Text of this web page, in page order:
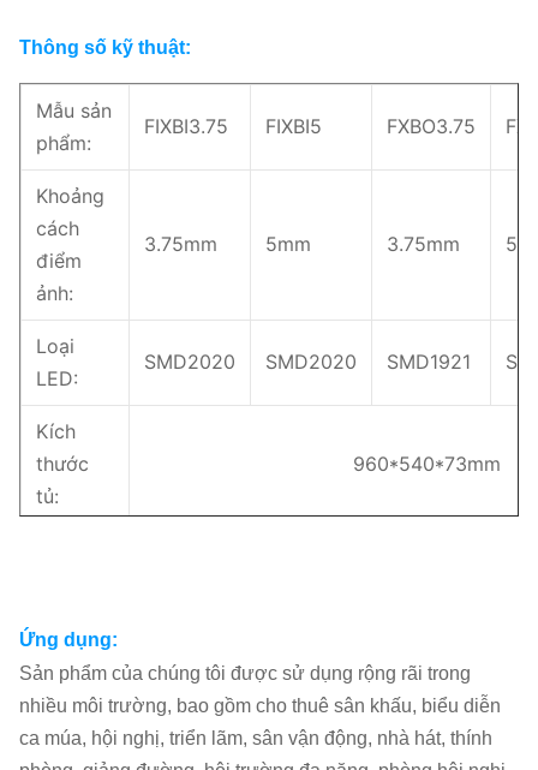
Thông số kỹ thuật:
Mẫu sản
phẩm:
FIXBI3.75 FIXBI5 FXBO3.75
Khoảng
cách
điểm
ảnh:
3.75mm 5mm 3.75mm
Loại
LED:
SMD2020 SMD2020 SMD1921
Kích
thước
tủ:
960*540*73mm
Trọng
lượng
tủ:
12.5kg
Ứng dụng:
Sản phẩm của chúng tôi được sử dụng rộng rãi trong
nhiều môi trường, bao gồm cho thuê sân khấu, biểu diễn
ca múa, hội nghị, triển lãm, sân vận động, nhà hát, thính